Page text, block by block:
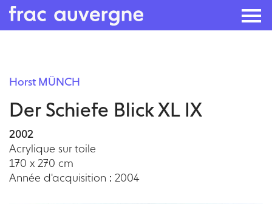
content
Horst MÜNCH
Der Schiefe Blick XL IX
2002
Acrylique sur toile
170 x 270 cm
Année d'acquisition : 2004